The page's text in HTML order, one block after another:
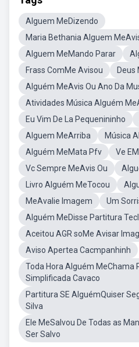
Alguem MeDizendo
Maria Bethania Alguem
Alguem MeMando Parar
Frass ComMe Avisou
Deus
Alguém MeAvis Ou Ano Da
Atividades Música Alguém
Eu Vim De La Pequenininho
Alguem MeArriba
Música
Alguém MeMata Pfv
Ve
Vc Sempre MeAvis Ou
Livro Alguém MeTocou
MeAvalie Imagem
Um
Alguém MeDisse Partitura
Aceitou AGR soMe Avisar
Aviso Apertea Cacmpanhinh
Toda Hora Alguém MeChama
Simplificada Cavaco
Partitura SE AlguémQuiser
Silva
Ele MeSalvou De Todas as
Ser Salvo